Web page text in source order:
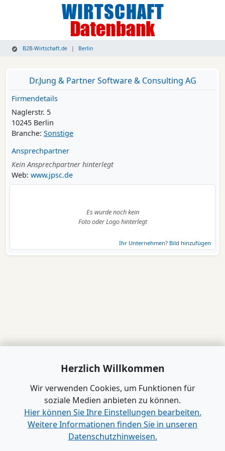
B2B-Wirtschaft.de Berlin
Dr.Jung & Partner Software & Consulting AG
Firmendetails
Naglerstr. 5
10245 Berlin
Branche: Sonstige
Ansprechpartner
Kein Ansprechpartner hinterlegt
Web: www.jpsc.de
Es wurde noch kein
Foto oder Logo hinterlegt
Ihr Unternehmen? Bild hinzufügen
Herzlich Willkommen
Wir verwenden Cookies, um Funktionen für
soziale Medien anbieten zu können.
Hier können Sie Ihre Einstellungen bearbeiten.
Weitere Informationen finden Sie in unseren
Datenschutzhinweisen.